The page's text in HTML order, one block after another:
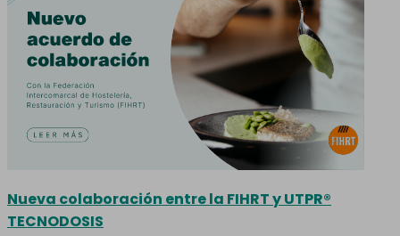
Nueva colaboración entre la FIHRT y UTPR®
TECNODOSIS